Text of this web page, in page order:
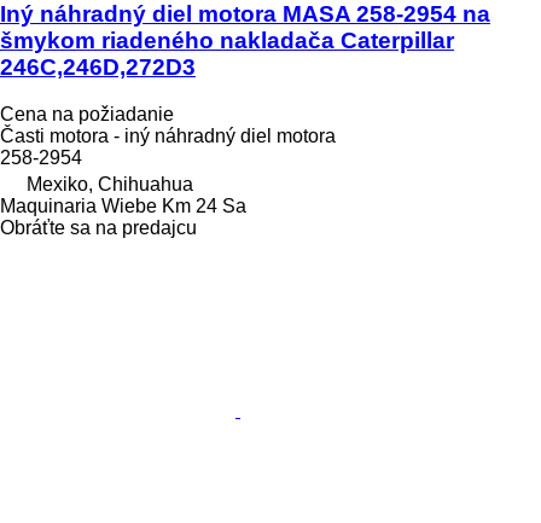
Iný náhradný diel motora MASA 258-2954 na
šmykom riadeného nakladača Caterpillar
246C,246D,272D3
Cena na požiadanie
Časti motora - iný náhradný diel motora
258-2954
Mexiko, Chihuahua
Maquinaria Wiebe Km 24 Sa
Obráťte sa na predajcu